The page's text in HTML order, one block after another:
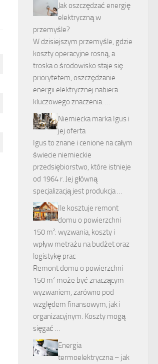
Jak oszczędzać energię
elektryczną w
przemyśle?
W dzisiejszym przemyśle, gdzie
koszty operacyjne rosną, a
troska o środowisko staje się
priorytetem, oszczędzanie
energii elektrycznej nabiera
kluczowego znaczenia. …
Niemiecka marka Igus i
jej oferta
Igus to znane i cenione na całym
świecie niemieckie
przedsiębiorstwo, które istnieje
od 1964 r. Jej główną
specjalizacją jest produkcja …
Ile kosztuje remont
domu o powierzchni
150 m²: wyzwania, koszty i
wpływ metrażu na budżet oraz
logistykę prac
Remont domu o powierzchni
150 m² może być znaczącym
wyzwaniem, zarówno pod
względem finansowym, jak i
organizacyjnym. Koszty mogą
sięgać …
Energia
termoelektryczna – jak